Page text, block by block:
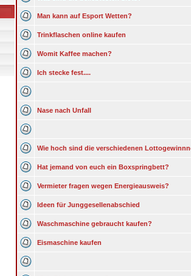
Man kann auf Esport Wetten?
Trinkflaschen online kaufen
Womit Kaffee machen?
Ich stecke fest....
Nase nach Unfall
Wie hoch sind die verschiedenen
Hat jemand von euch ein Boxspringbett?
Vermieter fragen wegen Energieausweis?
Ideen für Junggesellenabschied
Waschmaschine gebraucht kaufen?
Eismaschine kaufen